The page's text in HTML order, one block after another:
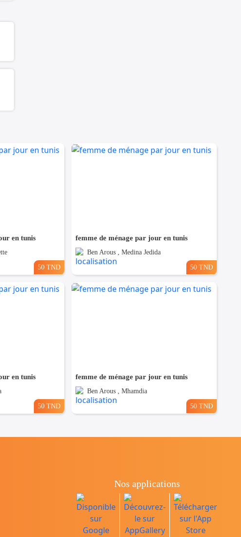
en tunis
50 TND
femme de ménage par jour en tunis
Ben Arous , Medina Jedida
50 TND
en tunis
50 TND
femme de ménage par jour en tunis
Ben Arous , Mhamdia
50 TND
Nos applications